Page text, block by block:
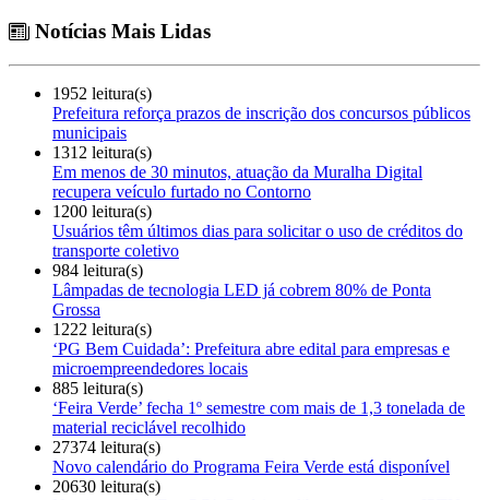
Notícias Mais Lidas
1952 leitura(s)
Prefeitura reforça prazos de inscrição dos concursos públicos
municipais
1312 leitura(s)
Em menos de 30 minutos, atuação da Muralha Digital
recupera veículo furtado no Contorno
1200 leitura(s)
Usuários têm últimos dias para solicitar o uso de créditos do
transporte coletivo
984 leitura(s)
Lâmpadas de tecnologia LED já cobrem 80% de Ponta
Grossa
1222 leitura(s)
‘PG Bem Cuidada’: Prefeitura abre edital para empresas e
microempreendedores locais
885 leitura(s)
‘Feira Verde’ fecha 1º semestre com mais de 1,3 tonelada de
material reciclável recolhido
27374 leitura(s)
Novo calendário do Programa Feira Verde está disponível
20630 leitura(s)